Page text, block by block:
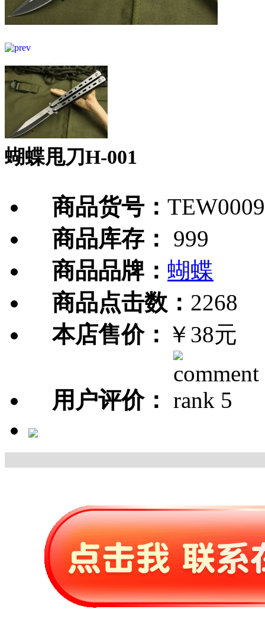
蝴蝶甩刀H-001
商品货号：
商品库存：
999
商品品牌： 蝴蝶
商品点击数： 2268
本店售价： ￥38元
用户评价：